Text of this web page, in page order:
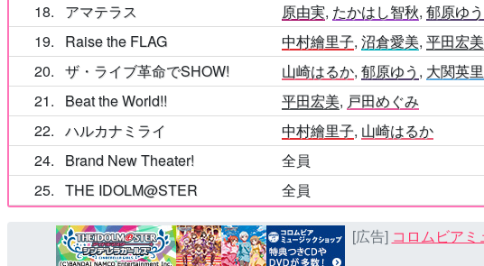
18
アマテラス 原由実, たかはし智秋,郁原ゆう
19
Raise the FLAG 中村繪里子,沼倉愛美,平田宏美
20
ザ・ライブ革命でSHOW! 山崎はるか,郁原ゆう, 大関英里
21
Beat the World!! 平田宏美, 戸田めぐみ
22
ハルカナミライ 中村繪里子, 山崎はるか
24
Brand New Theater!
全員
25
THE IDOLM@STER 全員
[広告] コロムビア